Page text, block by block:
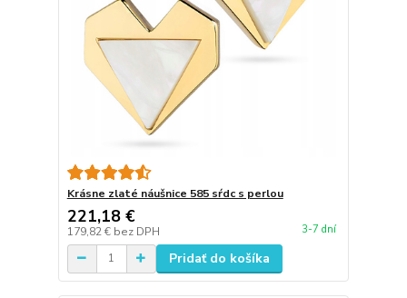
Krásne zlaté náušnice 585 sŕdc s perlou
221,18 €
179,82 € bez DPH 3-7 dní
Pridať do košíka